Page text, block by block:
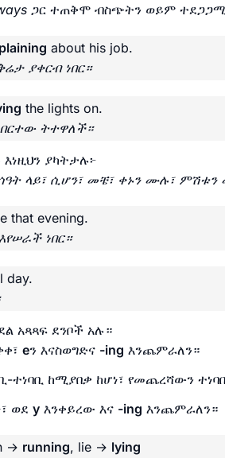
ጋር ተጠቅሞ ብስጭትን ወይም
about his job.
ያቀርብ ነበር።
the lights on.
ትተዋለች።
ያካትታሉ፦
ሰዓት ላይ፣ ሲሆን፣ መቼ፣ ቀኑን ሙሉ፣
that evening.
ነበር።
day.
አጻጻፍ ደንቦች አሉ።
eን እናስወግድና -ing እንጨምራለን።
ተነባቢ ከሚያበቃ ከሆነ፣ የመጨረሻውን
ወደ y እንቀይረው እና -ing እንጨምራለን።
→ running, lie → lying